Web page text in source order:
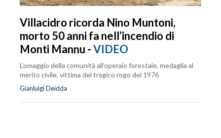
Villacidro ricorda Nino Muntoni,
morto 50 anni fa nell’incendio di
Monti Mannu -VIDEO
L’omaggio della comunità all’operaio forestale, medaglia al
merito civile, vittima del tragico rogo del 1976
Gianluigi Deidda